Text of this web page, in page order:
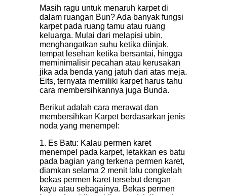
Masih ragu untuk menaruh karpet di
dalam ruangan Bun? Ada banyak fungsi
karpet pada ruang tamu atau ruang
keluarga. Mulai dari melapisi ubin,
menghangatkan suhu ketika diinjak,
tempat lesehan ketika bersantai, hingga
meminimalisir pecahan atau kerusakan
jika ada benda yang jatuh dari atas meja.
Eits, ternyata memiliki karpet harus tahu
cara membersihkannya juga Bunda.
Berikut adalah cara merawat dan
membersihkan Karpet berdasarkan jenis
noda yang menempel:
1. Es Batu: Kalau permen karet
menempel pada karpet, letakkan es batu
pada bagian yang terkena permen karet,
diamkan selama 2 menit lalu congkelah
bekas permen karet tersebut dengan
kayu atau sebagainya. Bekas permen